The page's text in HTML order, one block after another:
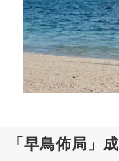
「早鳥佈局」